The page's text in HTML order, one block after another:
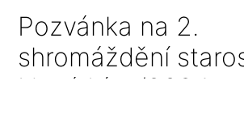
Pozvánka na 2.
shromáždění
Nová Lípa/2024